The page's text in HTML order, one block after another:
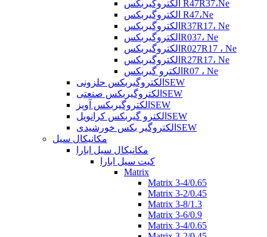
الکتروگیربکس R47R37،Ne
الکتروگیربکس R47،Ne
الکتروگیربکسR37R17، Ne
الکتروگیربکسR037، Ne
الکتروگیربکسR027R17 ، Ne
الکتروگیربکسR27R17، Ne
الکترو گیربکسR07 ، Ne
الکتروگیربکس حلزونیSEW
الکتروگیربکس صنعتیSEW
الکتروگیربکس آویزSEW
الکترو گیربکس کرانویلSEW
الکتروگیر بکس خورشیدیSEW
مکانیکال سیل
مکانیکال سیل ابارا
کیت سیل ابارا
Matrix
Matrix 3-4/0.65
Matrix 3-2/0.45
Matrix 3-8/1.3
Matrix 3-6/0.9
Matrix 3-4/0.65